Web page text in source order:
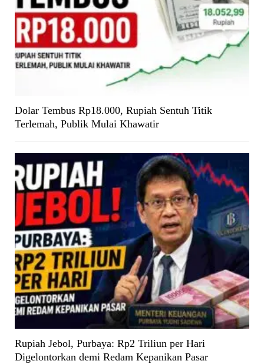
Dolar Tembus Rp18.000, Rupiah Sentuh Titik
Terlemah, Publik Mulai Khawatir
Rupiah Jebol, Purbaya: Rp2 Triliun per Hari
Digelontorkan demi Redam Kepanikan Pasar